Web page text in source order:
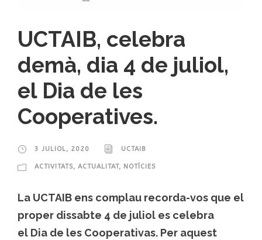
UCTAIB, celebra
demà, dia 4 de juliol,
el Dia de les
Cooperatives.
3 JULIOL, 2020 UCTAIB
ACTIVITATS, ACTUALITAT, NOTÍCIES
La UCTAIB ens complau recorda-vos que el
proper dissabte 4 de juliol es celebra
el Dia de les Cooperativas. Per aquest